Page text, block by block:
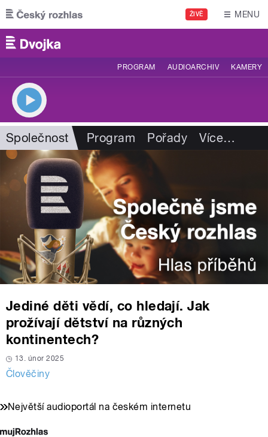
Přejít k hlavnímu obsahu
ŽIVĚ MENU
PROGRAM AUDIOARCHIV KAMERY
Společnost Program Pořady Více…
Jediné děti vědí, co hledají. Jak
prožívají dětství na různých
kontinentech?
13. únor 2025
Člověčiny
Největší audioportál na českém internetu